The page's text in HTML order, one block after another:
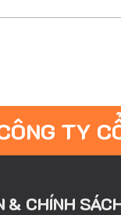
TY
& CHÍNH